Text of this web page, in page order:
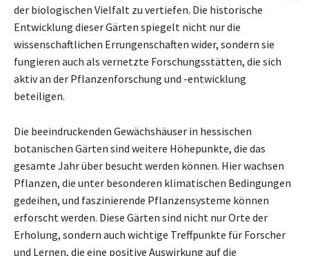
der biologischen Vielfalt zu vertiefen. Die historische
Entwicklung dieser Gärten spiegelt nicht nur die
wissenschaftlichen Errungenschaften wider, sondern sie
fungieren auch als vernetzte Forschungsstätten, die sich
aktiv an der Pflanzenforschung und -entwicklung
beteiligen.
Die beeindruckenden Gewächshäuser in hessischen
botanischen Gärten sind weitere Höhepunkte, die das
gesamte Jahr über besucht werden können. Hier wachsen
Pflanzen, die unter besonderen klimatischen Bedingungen
gedeihen, und faszinierende Pflanzensysteme können
erforscht werden. Diese Gärten sind nicht nur Orte der
Erholung, sondern auch wichtige Treffpunkte für Forscher
und Lernen, die eine positive Auswirkung auf die